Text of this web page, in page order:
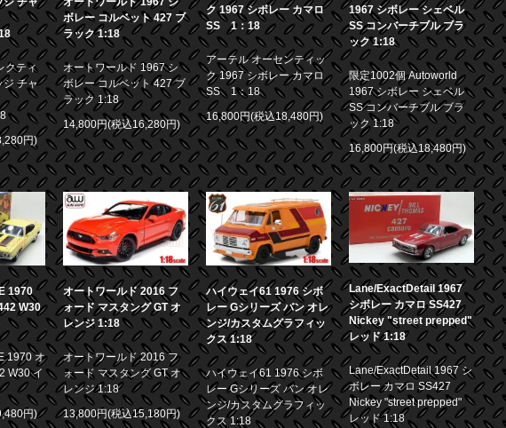
クティ
ジ チャ
円)
ボレー コルベット 427 ブ
ラック 1:18
オートワールド 1967 シ
ボレー コルベット 427 ブ
ラック 1:18
14,800円(税込16,280円)
ク 1967 シボレー カマロ
SS 1：18
アーテル オーセンティッ
ク 1967 シボレー カマロ
SS 1：18
16,800円(税込18,480円)
1967 シボレー シェベル
SS コンバーチブル ブラ
ック 1:18
限定1002個 Autoworld
1967 シボレー シェベル
SS コンバーチブル ブラ
ック 1:18
16,800円(税込18,480円)
1970
W30
1970 オ
W30 イ
円)
オートワールド 2016 フ
ォード マスタング GT オ
レンジ 1:18
オートワールド 2016 フ
ォード マスタング GT オ
レンジ 1:18
13,800円(税込15,180円)
ハイウェイ61 1976 シボ
レー Gシリーズ バン オレ
ンジ/カスタムグラフィッ
クス 1:18
ハイウェイ61 1976 シボ
レー Gシリーズ バン オレ
ンジ/カスタムグラフィッ
クス 1:18
Lane/ExactDetail 1967
シボレー カマロ SS427
Nickey "street prepped"
レッド 1:18
Lane/ExactDetail 1967 シ
ボレー カマロ SS427
Nickey "street prepped"
レッド 1:18